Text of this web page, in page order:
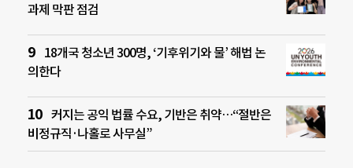
과제 막판 점검
18개국 청소년 300명, ‘기후위기와 물’ 해법 논
의한다
커지는 공익 법률 수요, 기반은 취약…“절반은
비정규직·나홀로 사무실”